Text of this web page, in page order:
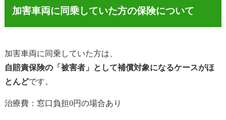
加害車両に同乗していた方の保険について
加害車両に同乗していた方は、
自賠責保険の「被害者」として補償対象になるケースがほ
とんどです。
治療費：窓口負担0円の場合あり